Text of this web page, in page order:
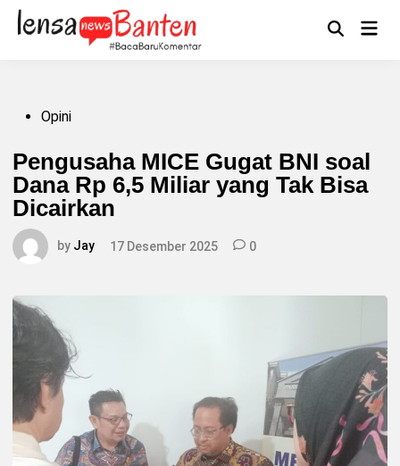
Skip
content
OpenMain
Posted
Opini
Pengusaha MICE Gugat BNI soal
Dana Rp 6,5 Miliar yang Tak Bisa
Dicairkan
by Jay 17 Desember 2025 0